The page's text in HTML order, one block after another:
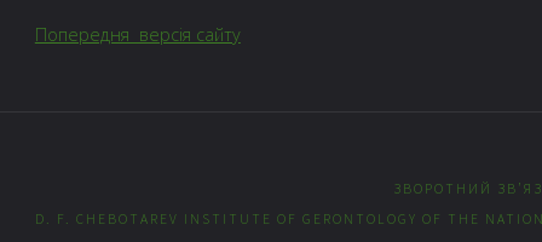
Попередня версія сайту
ЗВОРОТНИЙ
D. F. CHEBOTAREV INSTITUTE OF GERONTOLOGY OF THE